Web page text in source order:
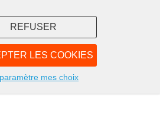
LES COOKIES
REFUSER
mes choix
NOUS